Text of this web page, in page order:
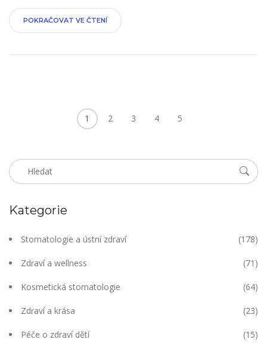
POKRAČOVAT VE ČTENÍ
1 2 3 4 5
Kategorie
Stomatologie a ústní zdraví (178)
Zdraví a wellness (71)
Kosmetická stomatologie (64)
Zdraví a krása (23)
Péče o zdraví dětí (15)